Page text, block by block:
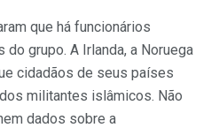
que há funcionários
grupo. A Irlanda, a Noruega
cidadãos de seus países
militantes islâmicos. Não
dados sobre a